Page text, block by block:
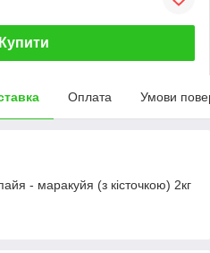
Купити
Оплата Умови
- маракуйя (з кісточкою) 2кг